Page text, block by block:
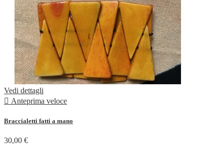
Vedi dettagli
 Anteprima veloce
Braccialetti fatti a mano
30,00 €